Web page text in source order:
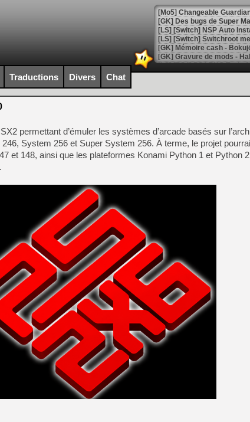
[Mo5] Changeable
[GK] Des bugs de Super
[LS] [Switch] NSP Auto
[GK] La saga horrifique
[GK] Le portage de Super
[Mo5] Le jeu de course
[GK] Guillermo del Toro
[GK] Mistfall Hunter : déjà
[GK] Wo Long 2 évolue
[GK] Crossfire : un TPS à
[LS] [PS5] Premiers
[Mo5] DOOM arrive en
[GK] Bethesda fête les 30
[GK] Roblox : l'action en
[GK] Agenda - GeForce
[GK] Devolver Digital en a
[LS] [PS5] ps5-y2jb-
[GK] Pourquoi Marvel
[GK] Test : Restory : Chill
[GK] GTA 6 : Rockstar
[GK] Hot Wheels Infinite
[GK] Mémoire cash -
[GK] Résultats Nintendo :
Traductions Divers Chat
permettant d’émuler les systèmes d’arcade basés sur
System 256 et Super System 256. À terme, le projet
et 148, ainsi que les plateformes Konami Python 1 et Python